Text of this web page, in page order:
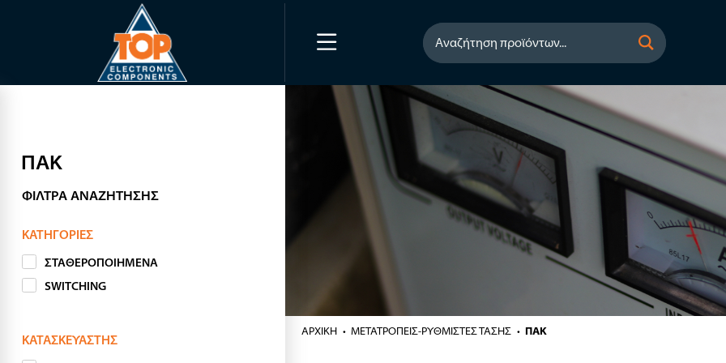
Αναζήτηση προϊόντων...
ΑΡΧΙΚΉ ΜΕΤΑΤΡΟΠΕΙΣ-ΡΥΘΜΙΣΤΕΣ ΤΑΣΗΣ ΠΑΚ
ΠΑΚ
ΦΊΛΤΡΑ ΑΝΑΖΉΤΗΣΗΣ
ΚΑΤΗΓΟΡΊΕΣ
ΣΤΑΘΕΡΟΠΟΙΗΜΕΝΑ
SWITCHING
ΚΑΤΑΣΚΕΥΑΣΤΉΣ